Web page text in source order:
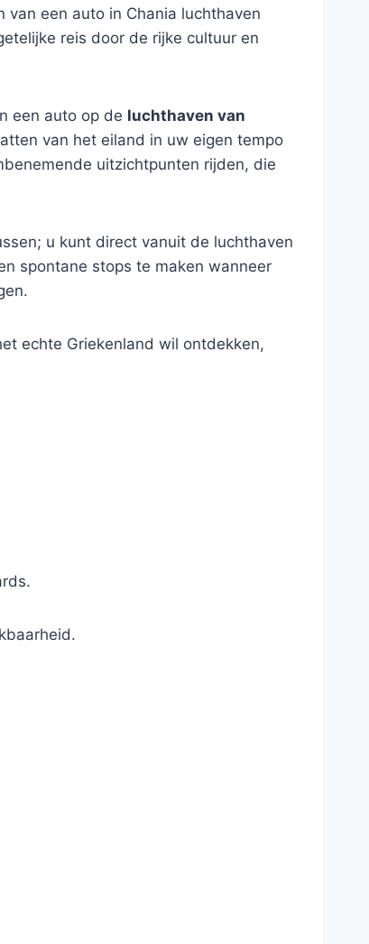
een auto in Chania luchthaven
reis door de rijke cultuur en
een auto op de luchthaven van
van het eiland in uw eigen tempo
uitzichtpunten rijden, die
u kunt direct vanuit de luchthaven
spontane stops te maken wanneer
echte Griekenland wil ontdekken,